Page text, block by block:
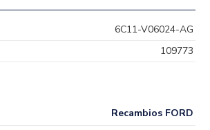
6C11-V06024-AG
109773
Recambios FORD